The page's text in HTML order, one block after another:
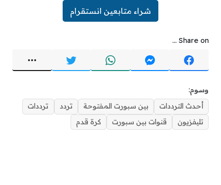
شراء متابعين انستقرام
Share on ...
وسوم:
أحدث الترددات
بين سبورت المفتوحة تردد
ترددات
تليفزيون
قنوات بين سبورت كرة قدم